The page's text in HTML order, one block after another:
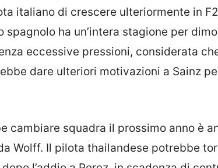
italiano di crescere ulteriormente in
spagnolo ha un’intera stagione per
eccessive pressioni, considerata
dare ulteriori motivazioni a Sainz
cambiare squadra il prossimo anno è
Wolff. Il pilota thailandese potrebbe